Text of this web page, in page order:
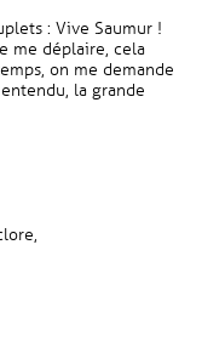
: Vive Saumur !
me déplaire, cela
on me demande
la grande